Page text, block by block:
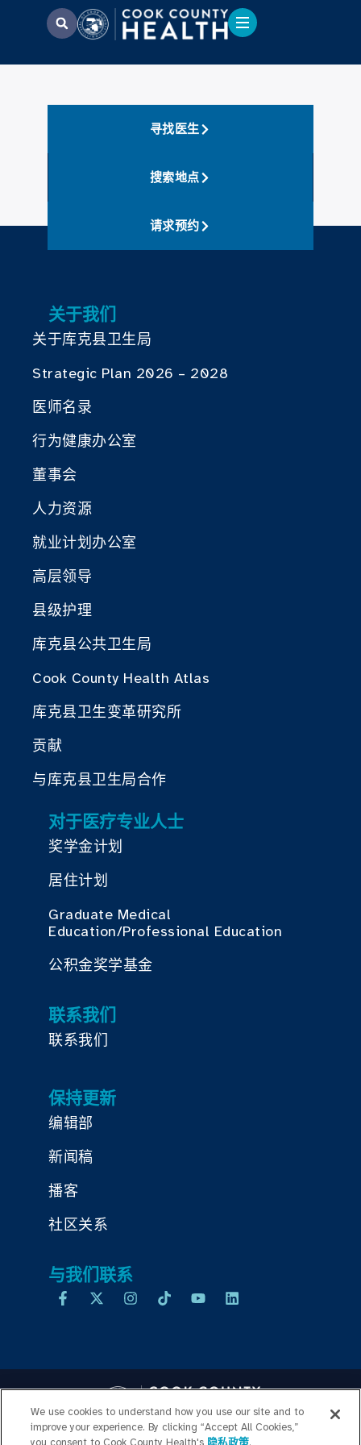
寻找医生
搜索地点
请求预约
关于我们
关于库克县卫生局
Strategic Plan 2026 – 2028
医师名录
行为健康办公室
董事会
人力资源
就业计划办公室
高层领导
县级护理
库克县公共卫生局
Cook County Health Atlas
库克县卫生变革研究所
贡献
与库克县卫生局合作
对于医疗专业人士
奖学金计划
居住计划
Graduate Medical
Education/Professional Education
公积金奖学基金
联系我们
联系我们
保持更新
编辑部
新闻稿
播客
社区关系
与我们联系
We use cookies to understand how you use our site and to
improve your experience. By clicking “Accept All Cookies,”